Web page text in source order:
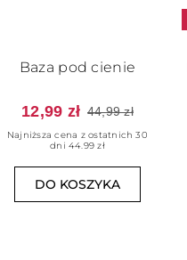
Baza pod cienie
12,99 zł 44,99 zł
Najniższa cena z ostatnich 30
dni 44.99 zł
DO KOSZYKA